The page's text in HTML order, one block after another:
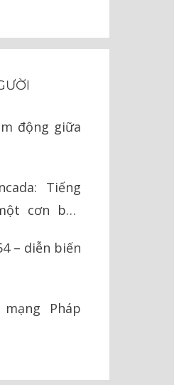
động giữa
Tiếng
cơn bão
– diễn biến
Pháp